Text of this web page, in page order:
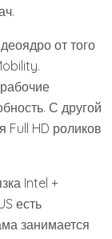
от того
С другой
Full HD роликов
Intel +
есть
занимается